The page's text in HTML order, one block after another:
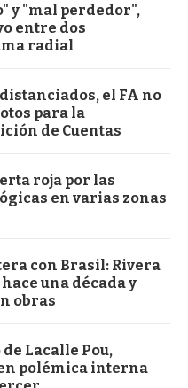
y "mal perdedor",
entre dos
radial
el FA no
para la
de Cuentas
roja por las
en varias zonas
con Brasil: Rivera
una década y
obras
Lacalle Pou,
polémica interna